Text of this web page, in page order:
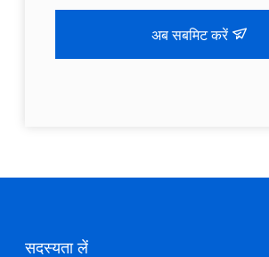
अब सबमिट करें
सदस्यता लें